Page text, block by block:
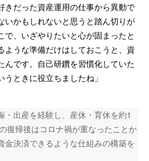
きだった資産運用の仕事から異動で
いかもしれないと思うと踏ん切りが
で、いざやりたいと心が固まったと
ような準備だけはしておこうと、資
んです。自己研鑽を習慣化していた
うときに役立ちましたね」
・出産を経験し、産休・育休を約1
復帰後はコロナ禍が重なったことか
金決済できるような仕組みの構築を